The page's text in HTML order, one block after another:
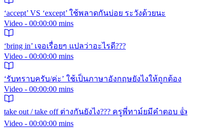
‘accept’ VS ‘except’ ใช้พลาดกันบ่อย ระวังด้วยนะ
Video - 00:00:00 mins
‘bring in’ เจอเรื่อยๆ แปลว่าอะไรดี???
Video - 00:00:00 mins
‘รับทราบครับ/ค่ะ’ ใช้เป็นภาษาอังกฤษยังไงให้ถูกต้อง
Video - 00:00:00 mins
take out / take off ต่างกันยังไง??? ครูพี่ทาม์ยมีคำตอบ 👍
Video - 00:00:00 mins